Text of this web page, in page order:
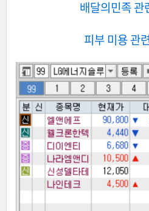
배달의민족 관
피부 미용 관